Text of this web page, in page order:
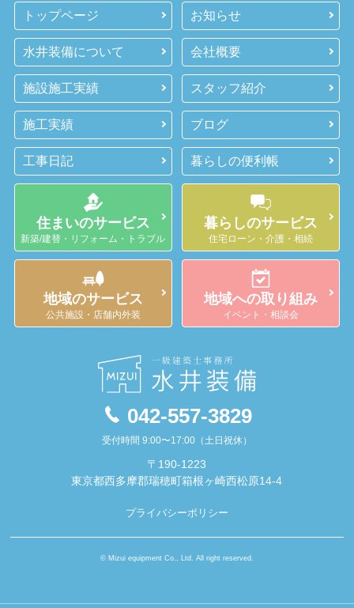
042-557-3829
受付時間 9:00〜17:00（土日祝休）
〒190-1223
東京都西多摩郡瑞穂町箱根ヶ崎西松原14-4
トップページ お知らせ
水井装備について 会社概要
施設施工実績 スタッフ紹介
施工実績 ブログ
工事日記 暮らしの便利帳
住まいのサービス
新築/建替・リフォーム・トラブル
暮らしのサービス
住宅ローン・介護・相続
地域のサービス
公共施設・店舗内外装
地域への取り組み
イベント・相談会
プライバシーポリシー
© Mizui equipment Co., Ltd. All right reserved.